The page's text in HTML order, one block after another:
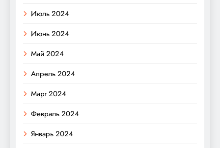
Июль 2024
Июнь 2024
Май 2024
Апрель 2024
Март 2024
Февраль 2024
Январь 2024